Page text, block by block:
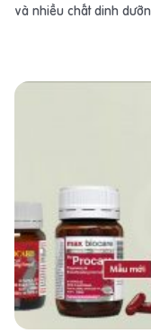
và nhiều chất dinh